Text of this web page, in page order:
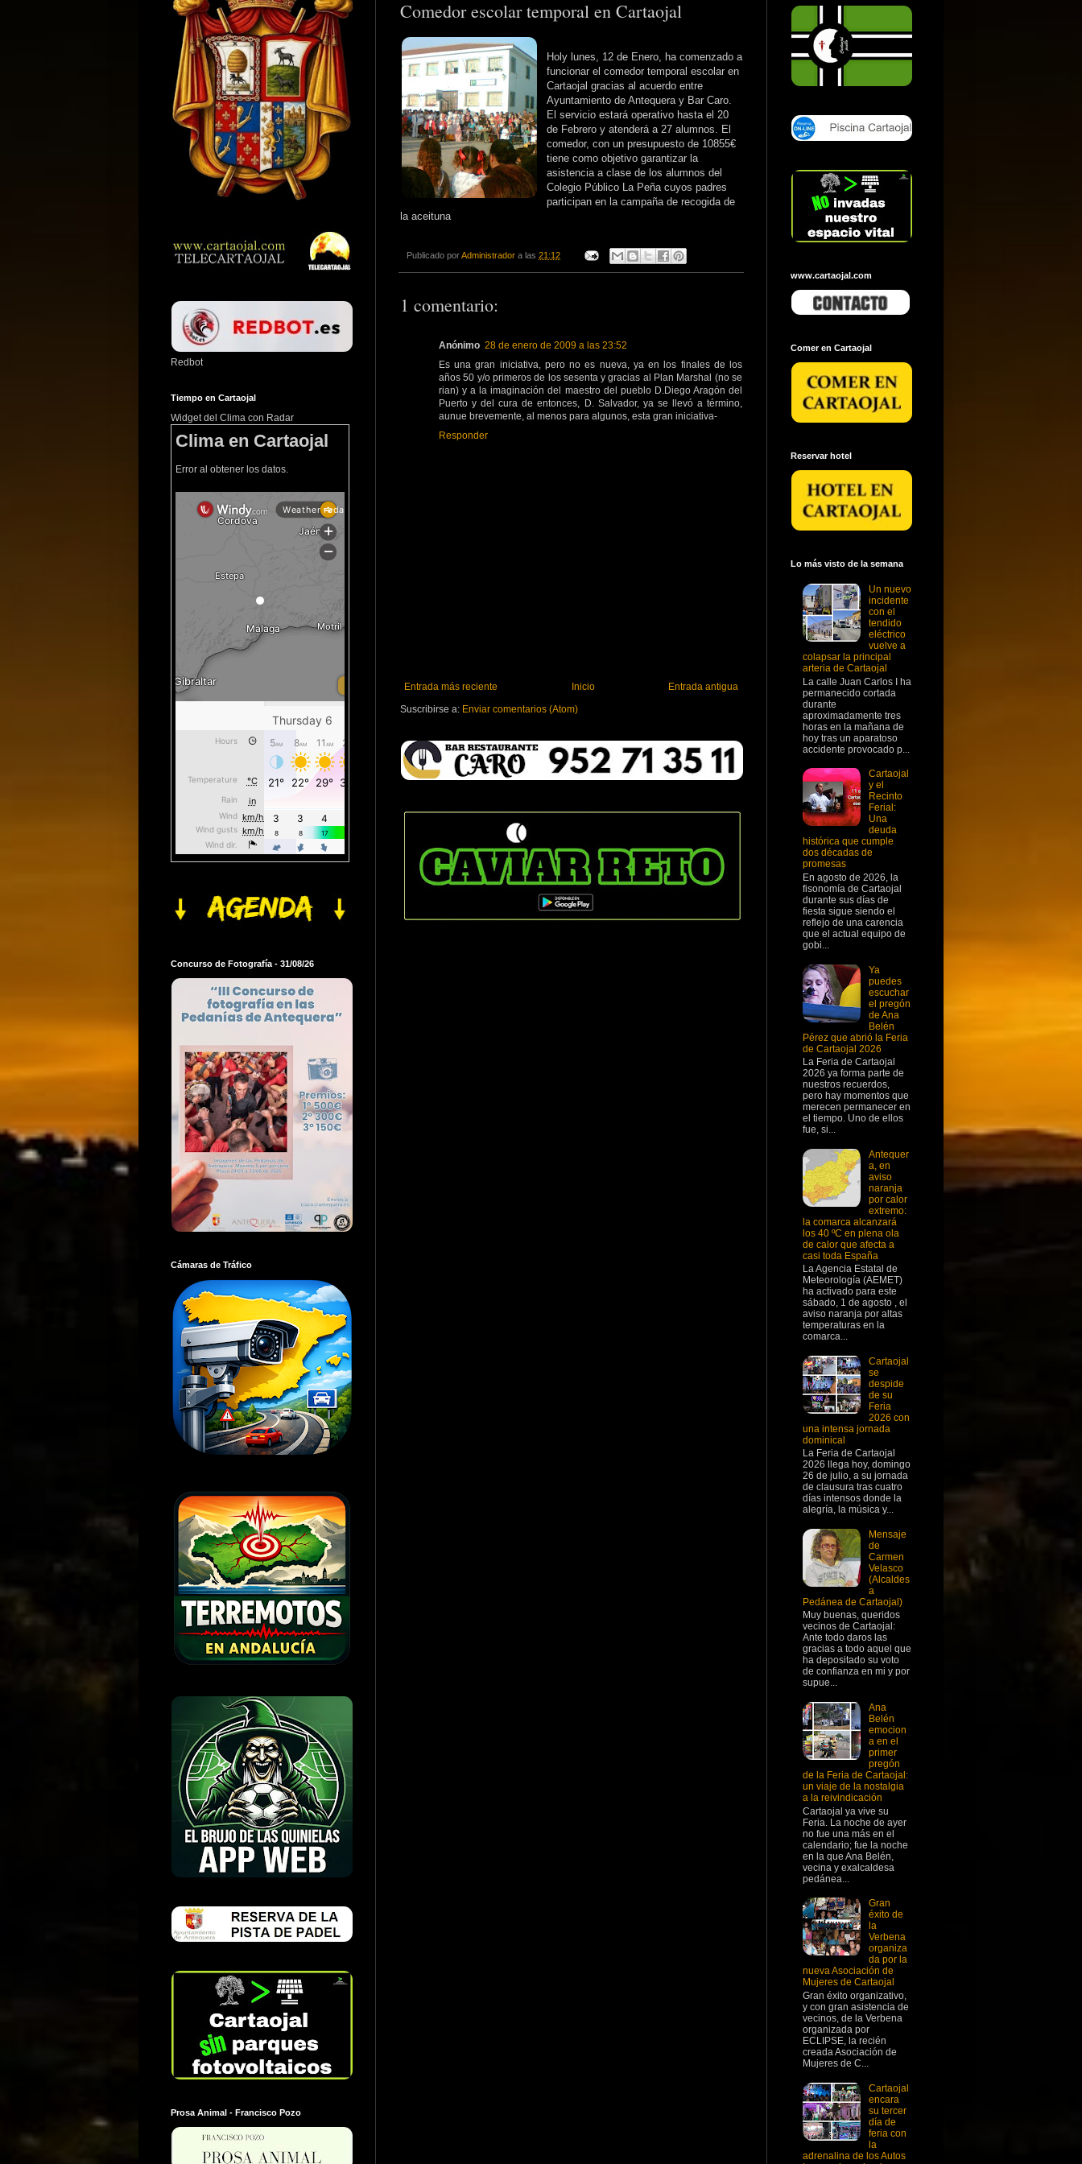
Comedor escolar temporal en Cartaojal
Holy lunes, 12 de Enero, ha comenzado a
funcionar el comedor temporal escolar en
Cartaojal gracias al acuerdo entre
Ayuntamiento de Antequera y Bar Caro.
El servicio estará operativo hasta el 20
de Febrero y atenderá a 27 alumnos. El
comedor, con un presupuesto de 10855€
tiene como objetivo garantizar la
asistencia a clase de los alumnos del
Colegio Público La Peña cuyos padres
participan en la campaña de recogida de
la aceituna
Publicado porAdministrador a las 21:12
1 comentario:
Anónimo 28 de enero de 2009 a las 23:52
Es una gran iniciativa, pero no es nueva, ya en los finales de los
años 50 y/o primeros de los sesenta y gracias al Plan Marshal (no se
rian) y a la imaginación del maestro del pueblo D.Diego Aragón del
Puerto y del cura de entonces, D. Salvador, ya se llevó a término,
aunue brevemente, al menos para algunos, esta gran iniciativa-
Responder
Entrada más reciente Entrada antigua
Inicio
Suscribirse a: Enviar comentarios (Atom)
Redbot
Tiempo en Cartaojal
Widget del Clima con Radar
Clima en Cartaojal
Error al obtener los datos.
Concurso de Fotografía - 31/08/26
Cámaras de Tráfico
Prosa Animal - Francisco Pozo
www.cartaojal.com
Comer en Cartaojal
Reservar hotel
Lo más visto de la semana
Un nuevo
incidente
con el
tendido
eléctrico
vuelve a
colapsar la principal
arteria de Cartaojal
La calle Juan Carlos I ha
permanecido cortada
durante
aproximadamente tres
horas en la mañana de
hoy tras un aparatoso
accidente provocado p...
Cartaojal
y el
Recinto
Ferial:
Una
deuda
histórica que cumple
dos décadas de
promesas
En agosto de 2026, la
fisonomía de Cartaojal
durante sus días de
fiesta sigue siendo el
reflejo de una carencia
que el actual equipo de
gobi...
Ya
puedes
escuchar
el pregón
de Ana
Belén
Pérez que abrió la Feria
de Cartaojal 2026
La Feria de Cartaojal
2026 ya forma parte de
nuestros recuerdos,
pero hay momentos que
merecen permanecer en
el tiempo. Uno de ellos
fue, si...
Antequer
a, en
aviso
naranja
por calor
extremo:
la comarca alcanzará
los 40 ºC en plena ola
de calor que afecta a
casi toda España
La Agencia Estatal de
Meteorología (AEMET)
ha activado para este
sábado, 1 de agosto , el
aviso naranja por altas
temperaturas en la
comarca...
Cartaojal
se
despide
de su
Feria
2026 con
una intensa jornada
dominical
La Feria de Cartaojal
2026 llega hoy, domingo
26 de julio, a su jornada
de clausura tras cuatro
días intensos donde la
alegría, la música y...
Mensaje
de
Carmen
Velasco
(Alcaldes
a
Pedánea de Cartaojal)
Muy buenas, queridos
vecinos de Cartaojal:
Ante todo daros las
gracias a todo aquel que
ha depositado su voto
de confianza en mi y por
supue...
Ana
Belén
emocion
a en el
primer
pregón
de la Feria de Cartaojal:
un viaje de la nostalgia
a la reivindicación
Cartaojal ya vive su
Feria. La noche de ayer
no fue una más en el
calendario; fue la noche
en la que Ana Belén,
vecina y exalcaldesa
pedánea...
Gran
éxito de
la
Verbena
organiza
da por la
nueva Asociación de
Mujeres de Cartaojal
Gran éxito organizativo,
y con gran asistencia de
vecinos, de la Verbena
organizada por
ECLIPSE, la recién
creada Asociación de
Mujeres de C...
Cartaojal
encara
su tercer
día de
feria con
la
adrenalina de los Autos